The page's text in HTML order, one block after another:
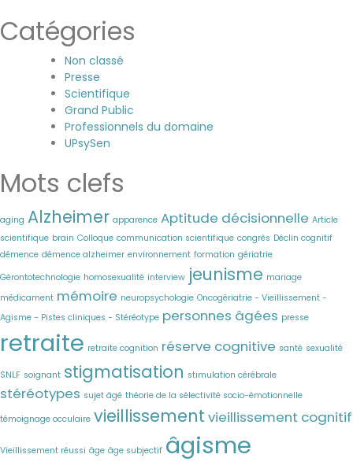
Catégories
Non classé
Presse
Scientifique
Grand Public
Professionnels du domaine
UPsySen
Mots clefs
aging Alzheimer apparence Aptitude décisionnelle Article
scientifique brain Colloque communication scientifique congrès Déclin cognitif
démence démence alzheimer environnement formation gériatrie
Gérontotechnologie homosexualité interview jeunisme mariage
médicament mémoire neuropsychologie Oncogériatrie - Vieillissement -
Agisme - Pistes cliniques - Stéréotype personnes âgées presse
retraite retraite cognition réserve cognitive santé sexualité
SNLF soignant stigmatisation stimulation cérébrale
stéréotypes sujet âgé théorie de la sélectivité socio-émotionnelle
témoignage occulaire vieillissement vieillissement cognitif
Vieillissement réussi âge âge subjectif âgisme